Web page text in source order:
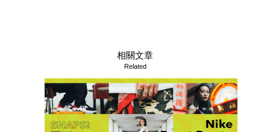
相關文章
Related